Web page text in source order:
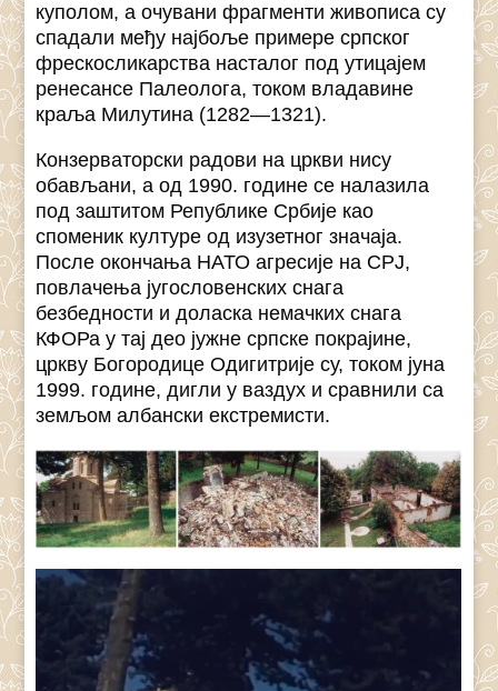
куполом, а очувани фрагменти живописа су
спадали међу најбоље примере српског
фрескосликарства насталог под утицајем
ренесансе Палеолога, током владавине
краља Милутина (1282—1321).
Конзерваторски радови на цркви нису
обављани, а од 1990. године се налазила
под заштитом Републике Србије као
споменик културе од изузетног значаја.
После окончања НАТО агресије на СРЈ,
повлачења југословенских снага
безбедности и доласка немачких снага
КФОРа у тај део јужне српске покрајине,
цркву Богородице Одигитрије су, током јуна
1999. године, дигли у ваздух и сравнили са
земљом албански екстремисти.